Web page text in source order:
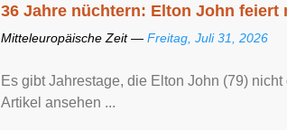
36 Jahre nüchtern: Elton John feiert
Mitteleuropäische Zeit — Freitag, Juli 31, 2026
Es gibt Jahrestage, die Elton John (79)
Artikel ansehen ...